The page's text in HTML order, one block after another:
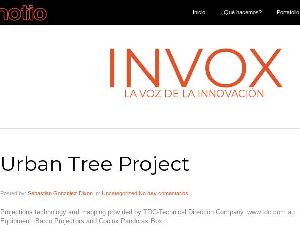
Inicio ¿Qué hacemos? Portafolio
INVOX
LA VOZ DE LA INNOVACIÓN
Urban Tree Project
Posted by: Sebastian Gonzalez Dixon In: Uncategorized No hay comentarios
Projections technology and mapping provided by TDC-Technical Direction Company. www.tdc.com.au
Equipment: Barco Projectors and Coolux Pandoras Box.